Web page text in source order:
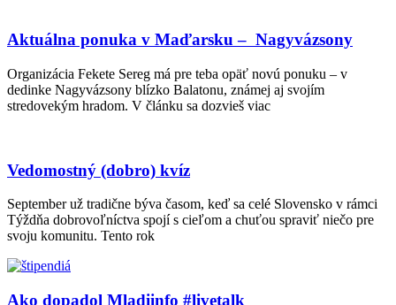
Aktuálna ponuka v Maďarsku – Nagyvázsony
Organizácia Fekete Sereg má pre teba opäť novú ponuku – v
dedinke Nagyvázsony blízko Balatonu, známej aj svojím
stredovekým hradom. V článku sa dozvieš viac
Vedomostný (dobro) kvíz
September už tradične býva časom, keď sa celé Slovensko v rámci
Týždňa dobrovoľníctva spojí s cieľom a chuťou spraviť niečo pre
svoju komunitu. Tento rok
Ako dopadol Mladiinfo #livetalk